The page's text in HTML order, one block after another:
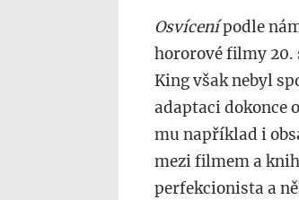
Osvícenípodle
hororové filmy 20.
King však nebyl
adaptaci dokonce
mu například i
mezi filmem a
perfekcionista a